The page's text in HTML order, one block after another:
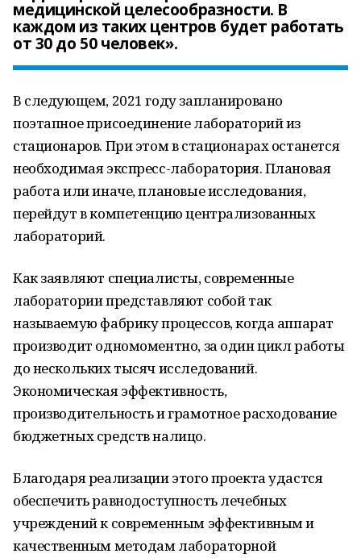
медицинской целесообразности. В
каждом из таких центров будет работать
от 30 до 50 человек».
В следующем, 2021 году запланировано
поэтапное присоединение лабораторий из
стационаров. При этом в стационарах останется
необходимая экспресс-лаборатория. Плановая
работа или иначе, плановые исследования,
перейдут в компетенцию централизованных
лабораторий.
Как заявляют специалисты, современные
лаборатории представляют собой так
называемую фабрику процессов, когда аппарат
производит одномоментно, за один цикл работы
до нескольких тысяч исследований.
Экономическая эффективность,
производительность и грамотное расходование
бюджетных средств налицо.
Благодаря реализации этого проекта удастся
обеспечить равнодоступность лечебных
учреждений к современным эффективным и
качественным методам лабораторной